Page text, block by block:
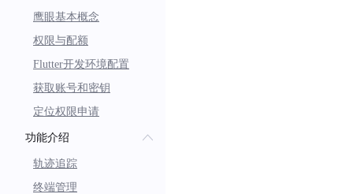
鹰眼基本概念
权限与配额
Flutter开发环境配置
获取账号和密钥
定位权限申请
功能介绍
轨迹追踪
终端管理